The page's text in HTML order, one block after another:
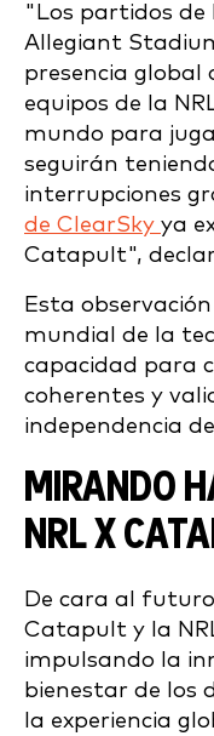
"Los partidos de
Allegiant
presencia global
equipos de la
mundo para
seguirán
interrupciones
de ClearSky ya
Catapult",
Esta
mundial de la
capacidad para
coherentes y
independencia
MIRANDO
NRL X
De cara al
Catapult y la
impulsando la
bienestar de los
la experiencia